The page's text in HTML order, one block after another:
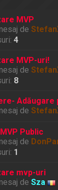
MVP
de
4
MVP-uri!
de
8
Adăugare
de
Public
de
1
mvp-uri
deSza